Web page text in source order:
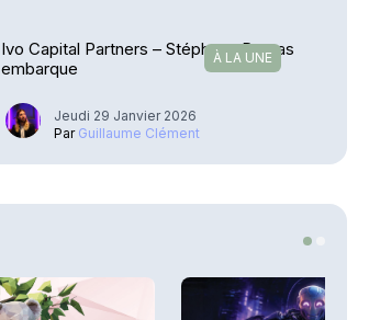
À LA UNE
Ivo Capital Partners – Stéphane Dumas
embarque
Jeudi 29 Janvier 2026
Par Guillaume Clément